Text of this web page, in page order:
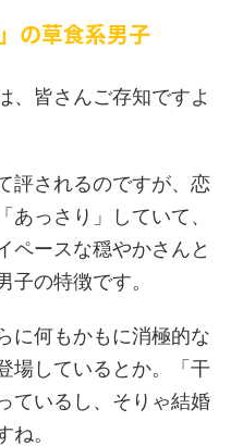
の草食系男子
、皆さんご存知ですよ
評されるのですが、恋
っさり」していて、
ペースな穏やかさんと
子の特徴です。
に何もかもに消極的な
場しているとか。「干
ているし、そりゃ結婚
。